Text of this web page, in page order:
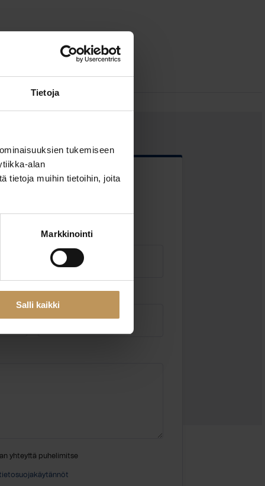
Tietoja
tukemiseen
alan
tietoja muihin tietoihin, joita
Markkinointi
Salli kaikki
yhteyttä puhelimitse